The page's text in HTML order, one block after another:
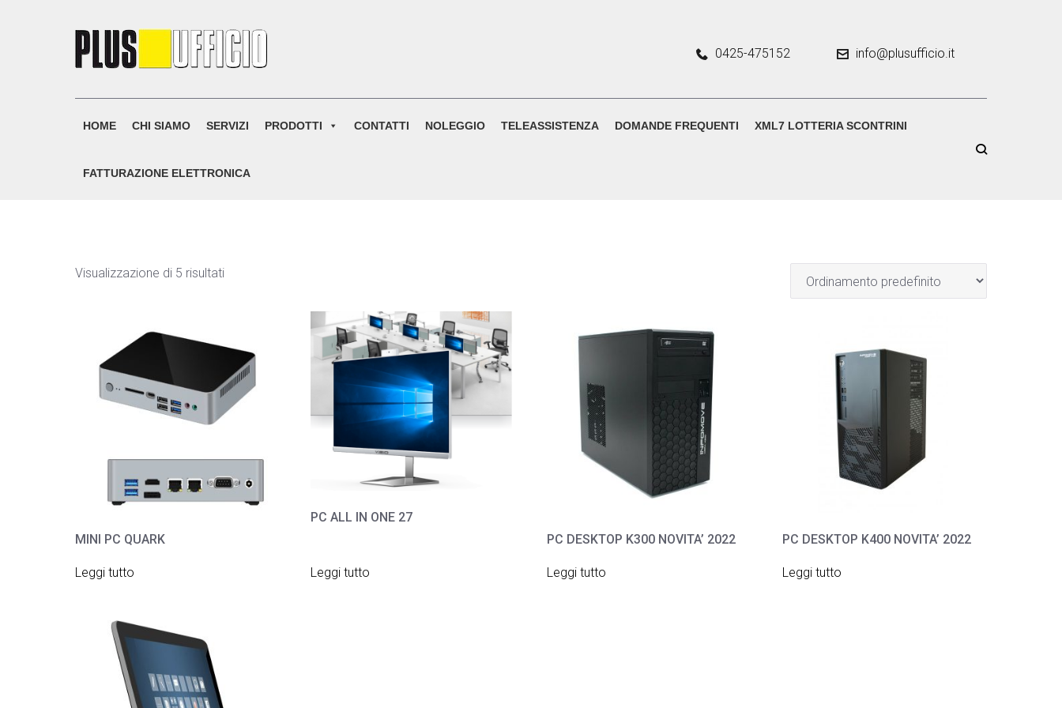
0425-475152 info@plusufficio.it
HOME CHI SIAMO SERVIZI PRODOTTI CONTATTI NOLEGGIO TELEASSISTENZA DOMANDE FREQUENTI XML7 LOTTERIA SCONTRINI
FATTURAZIONE ELETTRONICA
Visualizzazione di 5 risultati
MINI PC QUARK
Leggi tutto
PC ALL IN ONE 27
Leggi tutto
PC DESKTOP K300 NOVITA’ 2022
Leggi tutto
PC DESKTOP K400 NOVITA’ 2022
Leggi tutto